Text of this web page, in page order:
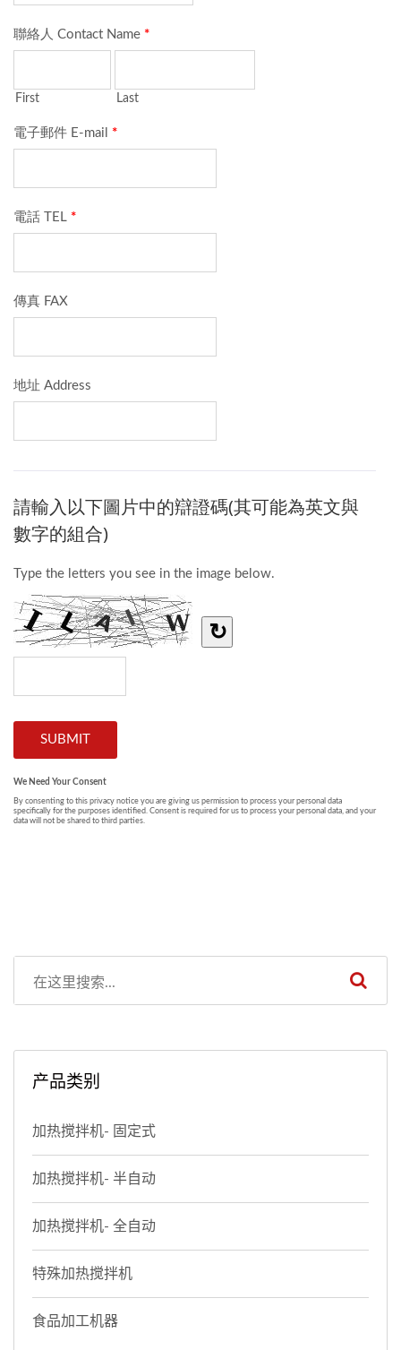
产品类别
加热搅拌机- 固定式
加热搅拌机- 半自动
加热搅拌机- 全自动
特殊加热搅拌机
食品加工机器